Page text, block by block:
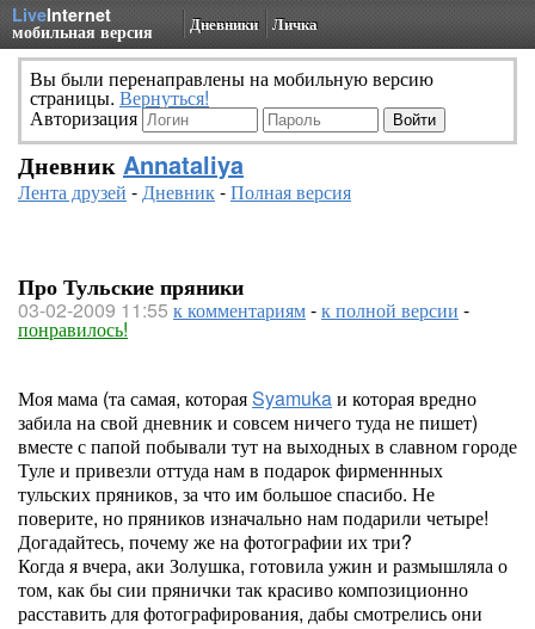
LiveInternet
мобильная версия Дневники Личка
Вы были перенаправлены на мобильную версию
страницы. Вернуться!
Авторизация
Дневник Annataliya
Лента друзей -Дневник-Полная версия
Про Тульские пряники
03-02-2009 11:55 к комментариям-к полной версии -
понравилось!
Моя мама (та самая, котораяSyamukaи которая вредно
забила на свой дневник и совсем ничего туда не пишет)
вместе с папой побывали тут на выходных в славном городе
Туле и привезли оттуда нам в подарок фирменнных
тульских пряников, за что им большое спасибо. Не
поверите, но пряников изначально нам подарили четыре!
Догадайтесь, почему же на фотографии их три?
Когда я вчера, аки Золушка, готовила ужин и размышляла о
том, как бы сии прянички так красиво композиционно
расставить для фотографирования, дабы смотрелись они